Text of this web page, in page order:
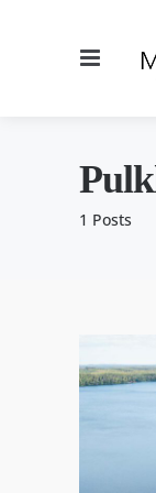
Menu
1 Posts